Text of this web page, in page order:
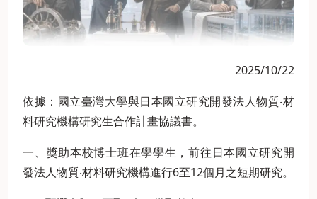
2025/10/22
依據：國立臺灣大學與日本國立研究開發法人物質‧材
料研究機構研究生合作計畫協議書。
一、獎助本校博士班在學學生，前往日本國立研究開
發法人物質‧材料研究機構進行6至12個月之短期研究。